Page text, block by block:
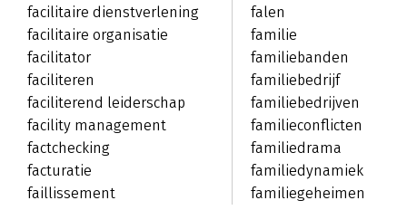
facilitaire dienstverlening
facilitaire organisatie
facilitator
faciliteren
faciliterend leiderschap
facility management
factchecking
facturatie
faillissement
falen
familie
familiebanden
familiebedrijf
familiebedrijven
familieconflicten
familiedrama
familiedynamiek
familiegeheimen